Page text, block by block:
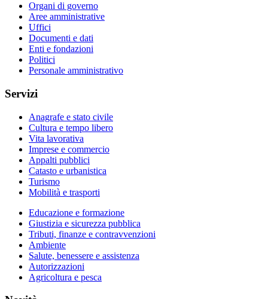
Organi di governo
Aree amministrative
Uffici
Documenti e dati
Enti e fondazioni
Politici
Personale amministrativo
Servizi
Anagrafe e stato civile
Cultura e tempo libero
Vita lavorativa
Imprese e commercio
Appalti pubblici
Catasto e urbanistica
Turismo
Mobilità e trasporti
Educazione e formazione
Giustizia e sicurezza pubblica
Tributi, finanze e contravvenzioni
Ambiente
Salute, benessere e assistenza
Autorizzazioni
Agricoltura e pesca